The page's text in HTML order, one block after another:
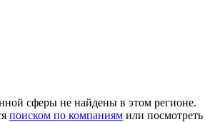
сферы не найдены в этом регионе.
поиском по компаниям или посмотреть